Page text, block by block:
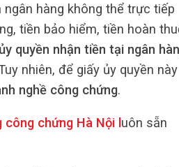
hàng không thể trực tiếp
tiền bảo hiểm, tiền hoàn
quyền nhận tiền tại ngân
nhiên, để giấy ủy quyền này
nghề công chứng.
công chứng Hà Nội uôn sẵn